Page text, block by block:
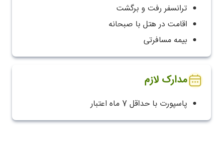
ترانسفر رفت و برگشت
اقامت در هتل با صبحانه
بیمه مسافرتی
مدارک لازم
پاسپورت با حداقل 7 ماه اعتبار